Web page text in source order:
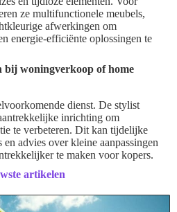
ze multifunctionele meubels,
afwerkingen om
energie-efficiënte oplossingen te
bij woningverkoop of home
dienst. De stylist
inrichting om
te verbeteren. Dit kan tijdelijke
advies over kleine aanpassingen
te maken voor kopers.
artikelen